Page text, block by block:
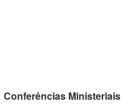
Conferências Ministeriais